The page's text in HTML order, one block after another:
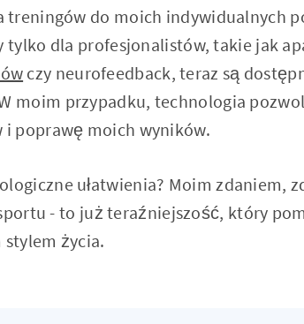
treningów do moich indywidualnych
dla profesjonalistów, takie jak
czy neurofeedback, teraz są
moim przypadku, technologia
poprawę moich wyników.
ułatwienia? Moim zdaniem,
- to już teraźniejszość, który
życia.